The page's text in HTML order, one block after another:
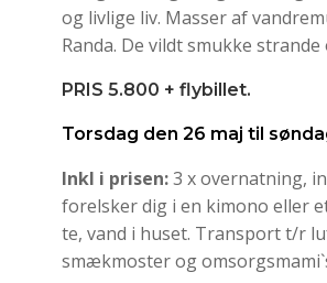
og livlige liv. Masser af
Randa. De vildt smukke
PRIS 5.800 + flybillet.
Torsdag den 26 maj til
Inkl i prisen:3 x overnatning,
forelsker dig i en kimono eller
te, vand i huset. Transport t/r
smækmoster og